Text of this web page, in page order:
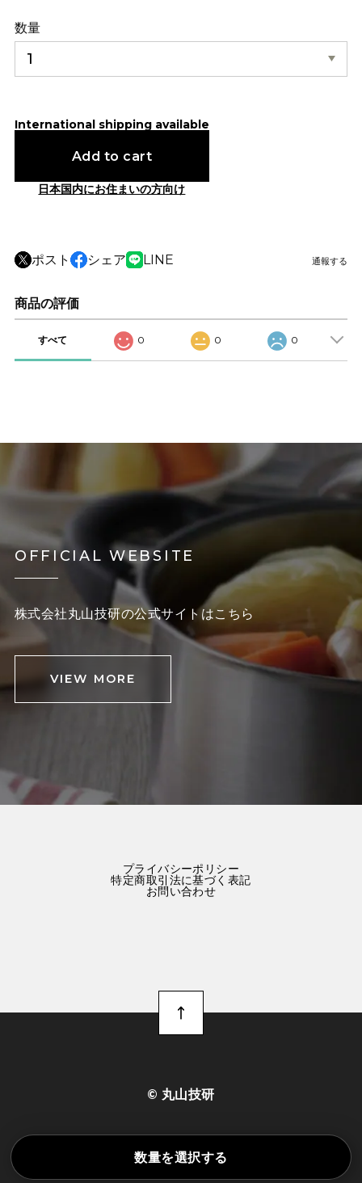
数量
International shipping available
Add to cart
日本国内にお住まいの方向け
数量を選択する
ポスト シェア LINE 通報する
商品の評価
すべて 0 0 0
OFFICIAL WEBSITE
株式会社丸山技研の公式サイトはこちら
VIEW MORE
プライバシーポリシー
特定商取引法に基づく表記
お問い合わせ
©︎ 丸山技研